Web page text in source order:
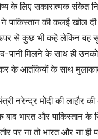
के लिए सकारात्मक संकेत
ने पाकिस्तान की कलई खोल
से कुछ भी कहे लेकिन वह
पानी मिलने के साथ ही
के आतंकियों के साथ
नरेन्द्र मोदी की लाहौर
भारत और पाकिस्तान के
पर ना तो भारत और ना